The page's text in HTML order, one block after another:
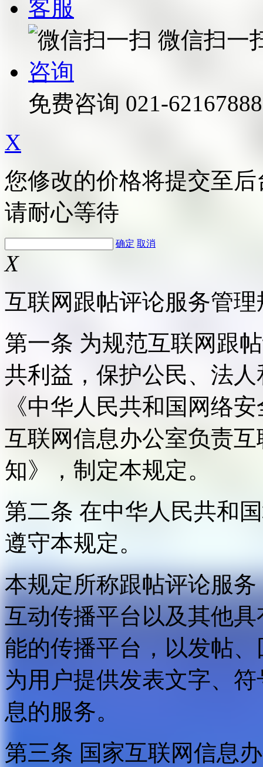
客服
微信扫一
咨询
免费咨询 021-62167888
X
您修改的价格将提交至
请耐心等待
确定 取消
X
互联网跟帖评论服务管理
第一条 为规范互联网跟
共利益，保护公民、法
《中华人民共和国网络
互联网信息办公室负责
知》，制定本规定。
第二条 在中华人民共和
遵守本规定。
本规定所称跟帖评论服
互动传播平台以及其他
能的传播平台，以发帖
为用户提供发表文字、
息的服务。
第三条 国家互联网信息